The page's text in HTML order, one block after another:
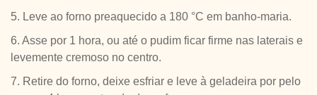
5. Leve ao forno preaquecido a 180 °C em banho-maria.
6. Asse por 1 hora, ou até o pudim ficar firme nas laterais e
levemente cremoso no centro.
7. Retire do forno, deixe esfriar e leve à geladeira por pelo